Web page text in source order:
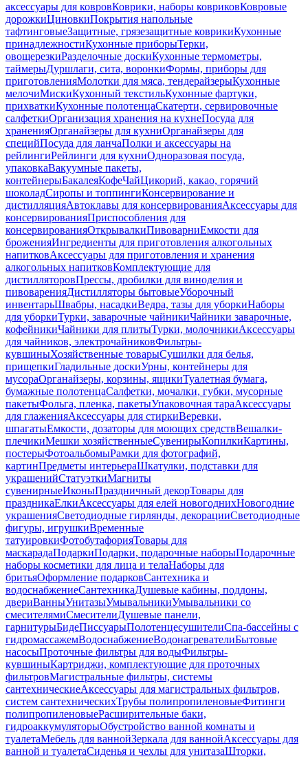
аксессуары для ковровКоврики, наборы ковриковКовровые
дорожкиЦиновкиПокрытия напольные
тафтинговыеЗащитные, грязезащитные коврикиКухонные
принадлежностиКухонные приборыТерки,
овощерезкиРазделочные доскиКухонные термометры,
таймерыДуршлаги, сита, воронкиФормы, приборы для
приготовленияМолотки для мяса, тендерайзерыКухонные
мелочиМискиКухонный текстильКухонные фартуки,
прихваткиКухонные полотенцаСкатерти, сервировочные
салфеткиОрганизация хранения на кухнеПосуда для
храненияОрганайзеры для кухниОрганайзеры для
специйПосуда для ланчаПолки и аксессуары на
рейлингиРейлинги для кухниОдноразовая посуда,
упаковкаВакуумные пакеты,
контейнерыБакалеяКофеЧайЦикорий, какао, горячий
шоколадСиропы и топпингиКонсервирование и
дистилляцияАвтоклавы для консервированияАксессуары для
консервированияПриспособления для
консервированияОткрывалкиПивоварниЕмкости для
броженияИнгредиенты для приготовления алкогольных
напитковАксессуары для приготовления и хранения
алкогольных напитковКомплектующие для
дистилляторовПрессы, дробилки для виноделия и
пивоваренияДистилляторы бытовыеУборочный
инвентарьШвабры, насадкиВедра, тазы для уборкиНаборы
для уборкиТурки, заварочные чайникиЧайники заварочные,
кофейникиЧайники для плитыТурки, молочникиАксессуары
для чайников, электрочайниковФильтры-
кувшиныХозяйственные товарыСушилки для белья,
прищепкиГладильные доскиУрны, контейнеры для
мусораОрганайзеры, корзины, ящикиТуалетная бумага,
бумажные полотенцаСалфетки, мочалки, губки, мусорные
пакетыФольга, пленка, пакетыУпаковочная тараАксессуары
для глаженияАксессуары для стиркиВеревки,
шпагатыЕмкости, дозаторы для моющих средствВешалки-
плечикиМешки хозяйственныеСувенирыКопилкиКартины,
постерыФотоальбомыРамки для фотографий,
картинПредметы интерьераШкатулки, подставки для
украшенийСтатуэткиМагниты
сувенирныеИконыПраздничный декорТовары для
праздникаЕлкиАксессуары для елей новогоднихНовогодние
украшенияСветодиодные гирлянды, декорацииСветодиодные
фигуры, игрушкиВременные
татуировкиФотобутафорияТовары для
маскарадаПодаркиПодарки, подарочные наборыПодарочные
наборы косметики для лица и телаНаборы для
бритьяОформление подарковСантехника и
водоснабжениеСантехникаДушевые кабины, поддоны,
двериВанныУнитазыУмывальникиУмывальники со
смесителямиСмесителиДушевые панели,
гарнитурыБидеПиссуарыПолотенцесушителиСпа-бассейны с
гидромассажемВодоснабжениеВодонагревателиБытовые
насосыПроточные фильтры для водыФильтры-
кувшиныКартриджи, комплектующие для проточных
фильтровМагистральные фильтры, системы
сантехническиеАксессуары для магистральных фильтров,
систем сантехническихТрубы полипропиленовыеФитинги
полипропиленовыеРасширительные баки,
гидроаккумуляторыОбустройство ванной комнаты и
туалетаМебель для ваннойЗеркала для ваннойАксессуары для
ванной и туалетаСиденья и чехлы для унитазаШторки,